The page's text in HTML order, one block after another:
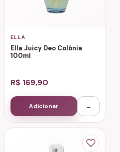
ELLA
Ella Juicy Deo Colônia
100ml
R$ 169,90
Adicionar →